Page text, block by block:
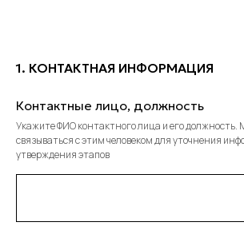
1. КОНТАКТНАЯ ИНФОРМАЦИЯ
Контактные лицо, должность
Укажите ФИО контактного лица и его должность.
связываться с этим человеком для уточнения
утверждения этапов